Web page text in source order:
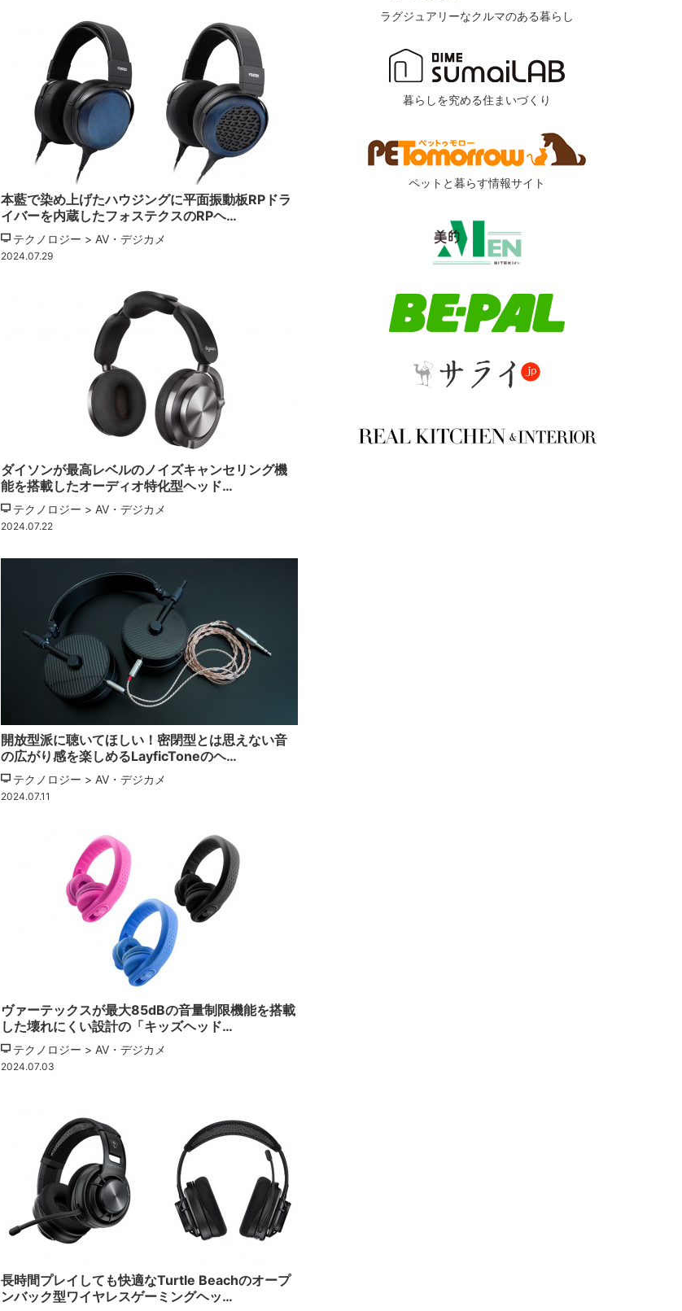
本藍で染め上げたハウジングに平面振動板RPドラ
イバーを内蔵したフォステクスのRPヘ…
テクノロジー > AV・デジカメ
2024.07.29
ダイソンが最高レベルのノイズキャンセリング機
能を搭載したオーディオ特化型ヘッド…
テクノロジー > AV・デジカメ
2024.07.22
開放型派に聴いてほしい！密閉型とは思えない音
の広がり感を楽しめるLayficToneのヘ…
テクノロジー > AV・デジカメ
2024.07.11
ヴァーテックスが最大85dBの音量制限機能を搭載
した壊れにくい設計の「キッズヘッド…
テクノロジー > AV・デジカメ
2024.07.03
長時間プレイしても快適なTurtle Beachのオープ
ンバック型ワイヤレスゲーミングヘッ…
ラグジュアリーなクルマのある暮らし
暮らしを究める住まいづくり
ペットと暮らす情報サイト